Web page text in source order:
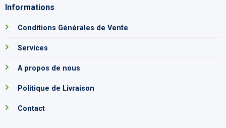
Informations
Conditions Générales de Vente
Services
A propos de nous
Politique de Livraison
Contact